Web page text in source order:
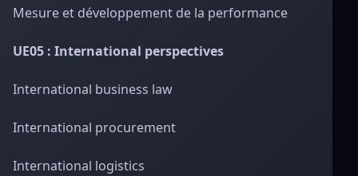
Mesure et développement de la performance
UE05 : International perspectives
International business law
International procurement
International logistics